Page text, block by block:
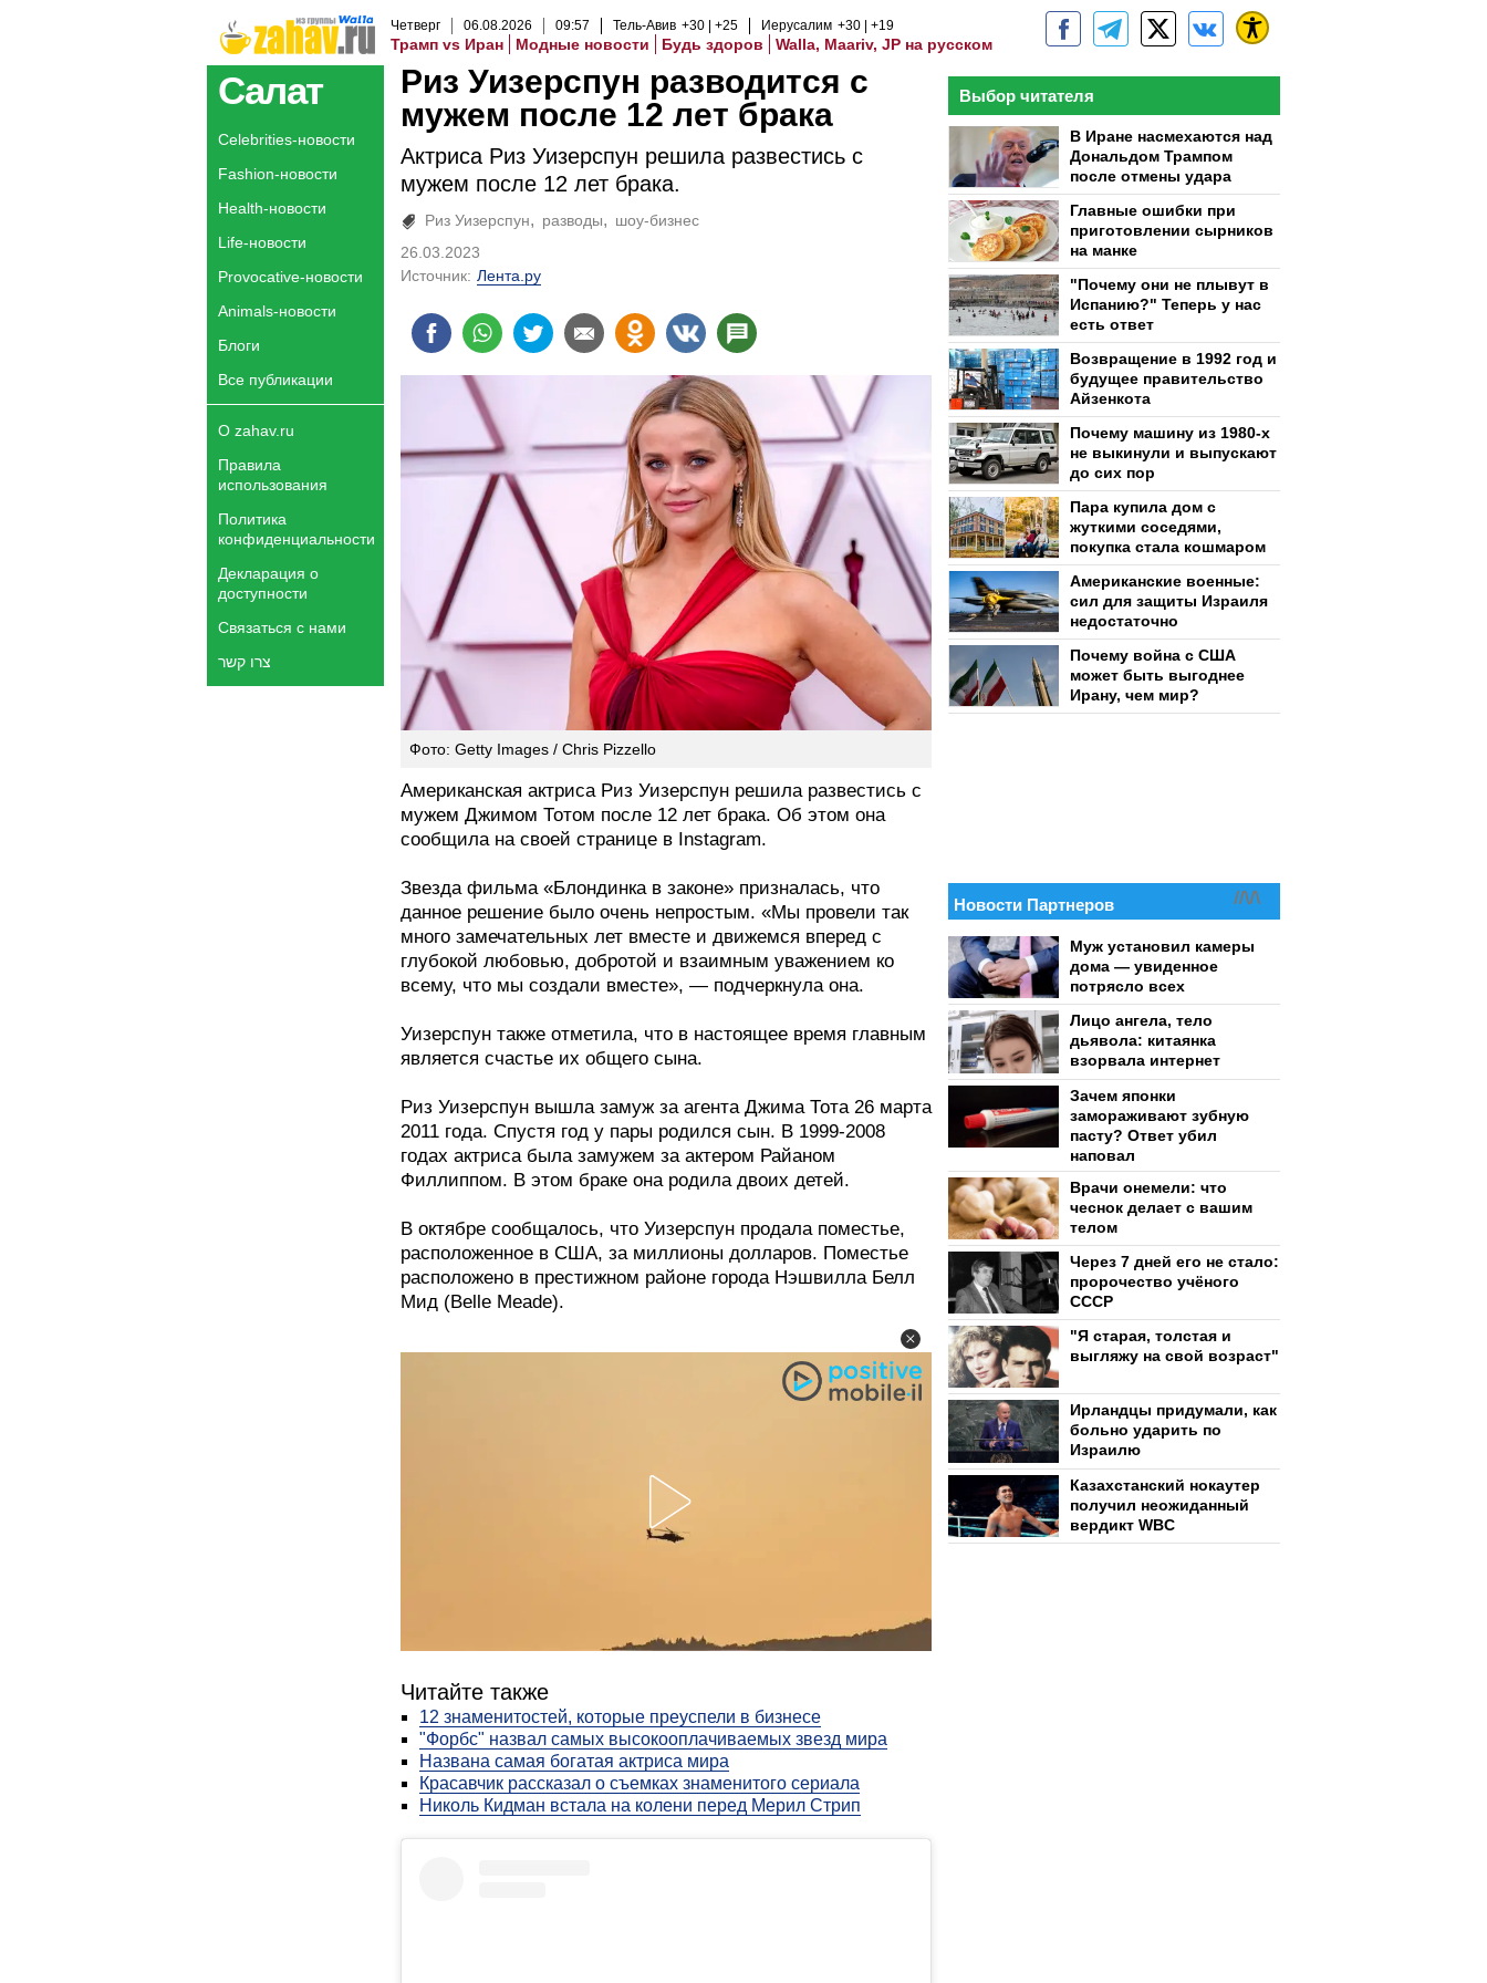
Четверг 06.08.2026 09:57 Тель-Авив +30 +25 Иерусалим +30 +19
Трамп vs Иран Модные новости Будь здоров Walla, Maariv, JP на русском
Салат
Celebrities-новости
Fashion-новости
Health-новости
Life-новости
Provocative-новости
Animals-новости
Блоги
Все публикации
О zahav.ru
Правила
использования
Политика
конфиденциальности
Декларация о
доступности
Связаться с нами
צרו קשר
Риз Уизерспун разводится с
мужем после 12 лет брака
Актриса Риз Уизерспун решила развестись с
мужем после 12 лет брака.
Риз Уизерспун разводы
шоу-бизнес
26.03.2023
Источник: Лента.ру
Фото: Getty Images / Chris Pizzello
Американская актриса Риз Уизерспун решила развестись с
мужем Джимом Тотом после 12 лет брака. Об этом она
сообщила на своей странице в Instagram.
Звезда фильма «Блондинка в законе» призналась, что
данное решение было очень непростым. «Мы провели так
много замечательных лет вместе и движемся вперед с
глубокой любовью, добротой и взаимным уважением ко
всему, что мы создали вместе», — подчеркнула она.
Уизерспун также отметила, что в настоящее время главным
является счастье их общего сына.
Риз Уизерспун вышла замуж за агента Джима Тота 26 марта
2011 года. Спустя год у пары родился сын. В 1999-2008
годах актриса была замужем за актером Райаном
Филлиппом. В этом браке она родила двоих детей.
В октябре сообщалось, что Уизерспун продала поместье,
расположенное в США, за миллионы долларов. Поместье
расположено в престижном районе города Нэшвилла Белл
Мид (Belle Meade).
Читайте также
12 знаменитостей, которые преуспели в бизнесе
"Форбс" назвал самых высокооплачиваемых звезд мира
Названа самая богатая актриса мира
Красавчик рассказал о съемках знаменитого сериала
Николь Кидман встала на колени перед Мерил Стрип
Выбор читателя
В Иране насмехаются над
Дональдом Трампом
после отмены удара
Главные ошибки при
приготовлении сырников
на манке
"Почему они не плывут в
Испанию?" Теперь у нас
есть ответ
Возвращение в 1992 год и
будущее правительство
Айзенкота
Почему машину из 1980-х
не выкинули и выпускают
до сих пор
Пара купила дом с
жуткими соседями,
покупка стала кошмаром
Американские военные:
сил для защиты Израиля
недостаточно
Почему война с США
может быть выгоднее
Ирану, чем мир?